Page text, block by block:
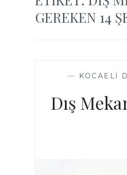
GEREKEN 14
— KOCAELI
Dış